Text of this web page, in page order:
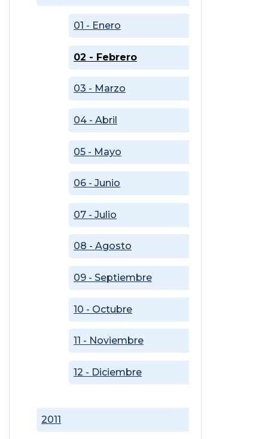
2011
01 - Enero
02 - Febrero
03 - Marzo
04 - Abril
05 - Mayo
06 - Junio
07 - Julio
08 - Agosto
09 - Septiembre
10 - Octubre
11 - Noviembre
12 - Diciembre